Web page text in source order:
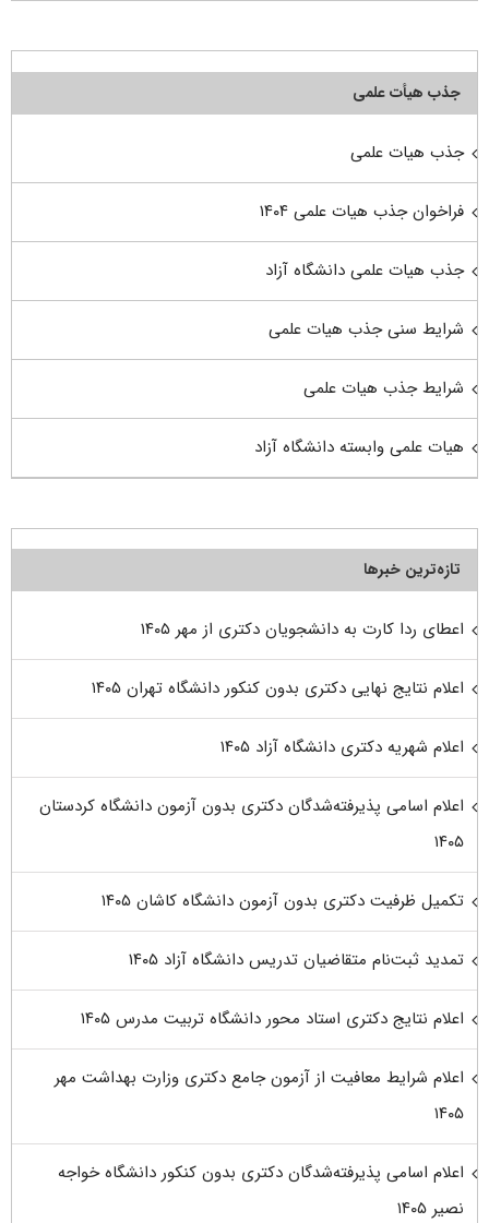
جذب هیأت علمی
جذب هیات علمی
فراخوان جذب هیات علمی ۱۴۰۴
جذب هیات علمی دانشگاه آزاد
شرایط سنی جذب هیات علمی
شرایط جذب هیات علمی
هیات علمی وابسته دانشگاه آزاد
تازه‌ترین خبرها
اعطای ردا کارت به دانشجویان دکتری از مهر ۱۴۰۵
اعلام نتایج نهایی دکتری بدون کنکور دانشگاه تهران ۱۴۰۵
اعلام شهریه دکتری دانشگاه آزاد ۱۴۰۵
اعلام اسامی پذیرفته‌شدگان دکتری بدون آزمون دانشگاه کردستان
۱۴۰۵
تکمیل ظرفیت دکتری بدون آزمون دانشگاه کاشان ۱۴۰۵
تمدید ثبت‌نام متقاضیان تدریس دانشگاه آزاد ۱۴۰۵
اعلام نتایج دکتری استاد محور دانشگاه تربیت مدرس ۱۴۰۵
اعلام شرایط معافیت از آزمون جامع دکتری وزارت بهداشت مهر
۱۴۰۵
اعلام اسامی پذیرفته‌شدگان دکتری بدون کنکور دانشگاه خواجه
نصیر ۱۴۰۵